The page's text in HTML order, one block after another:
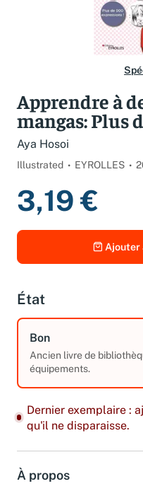
Nos engagements
Apprendre à
mangas: Plus
Aya Hosoi
Illustrated EYROLLES
3,19 €
Ajouter
État
Bon
Ancien livre de
équipements.
Dernier exemplaire :
qu'il ne disparaisse.
À propos